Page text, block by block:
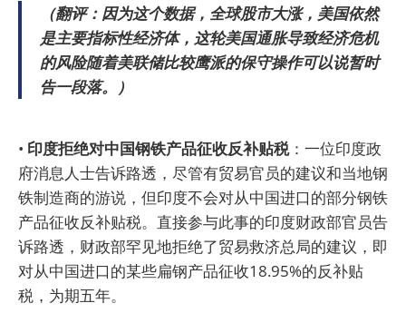
（翻评：因为这个数据，全球股市大涨，美国依然
是主要指标性经济体，这轮美国通胀导致经济危机
的风险随着美联储比较鹰派的保守操作可以说暂时
告一段落。）
• 印度拒绝对中国钢铁产品征收反补贴税：一位印度政
府消息人士告诉路透，尽管有贸易官员的建议和当地钢
铁制造商的游说，但印度不会对从中国进口的部分钢铁
产品征收反补贴税。直接参与此事的印度财政部官员告
诉路透，财政部罕见地拒绝了贸易救济总局的建议，即
对从中国进口的某些扁钢产品征收18.95%的反补贴
税，为期五年。